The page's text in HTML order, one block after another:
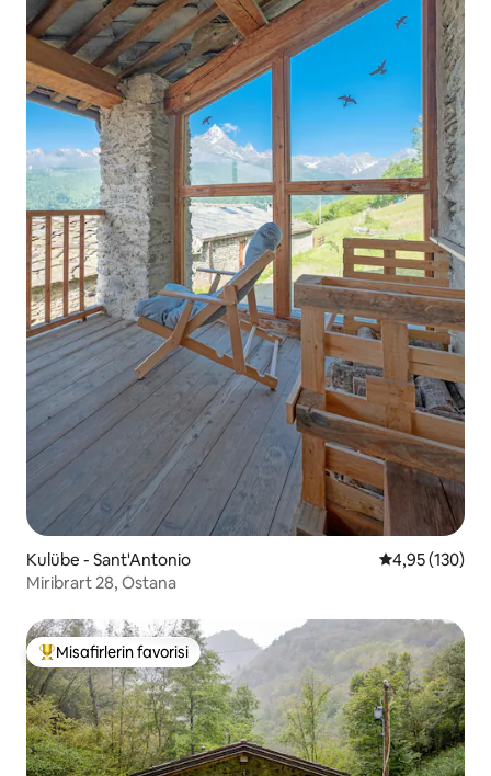
Kulübe - Sant'Antonio 5 üzerinden
4,95 (130)
Miribrart 28, Ostana
Misafirlerin favorilerinden en beğenilenler arasında
Misafirlerin favorisi